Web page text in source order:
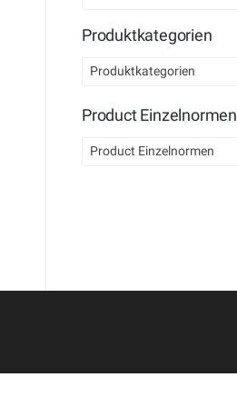
Produktkategorien
Produktkategorien
Product Einzelnormen
Product Einzelnormen